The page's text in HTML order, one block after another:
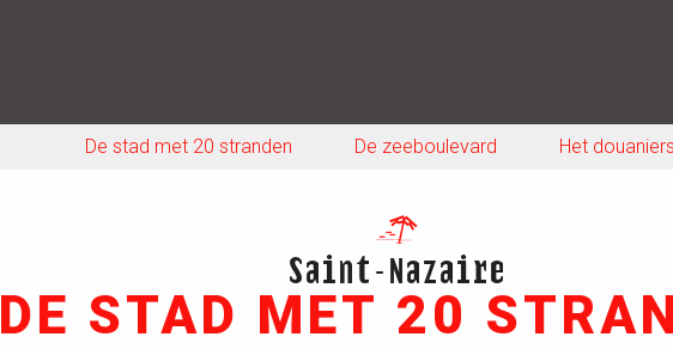
De stad met 20 stranden De zeeboulevard Het
Saint-Nazaire
DE STAD MET 20